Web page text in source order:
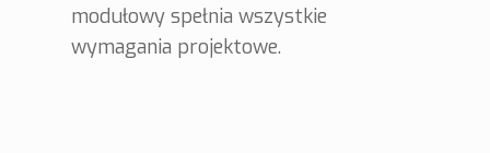
modułowy spełnia wszystkie
wymagania projektowe.